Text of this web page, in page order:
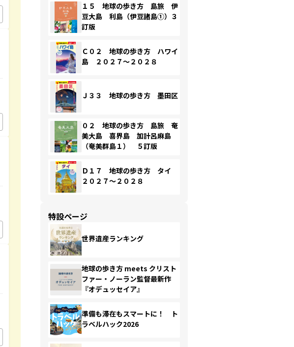
１５ 地球の歩き方 島旅 伊
豆大島 利島（伊豆諸島①）３
訂版
Ｃ０２ 地球の歩き方 ハワイ
島 ２０２７～２０２８
Ｊ３３ 地球の歩き方 墨田区
０２ 地球の歩き方 島旅 奄
美大島 喜界島 加計呂麻島
（奄美群島１） ５訂版
Ｄ１７ 地球の歩き方 タイ
２０２７～２０２８
特設ページ
世界遺産ランキング
地球の歩き方 meets クリスト
ファー・ノーラン監督最新作
『オデュッセイア』
準備も滞在もスマートに！ ト
ラベルハック2026